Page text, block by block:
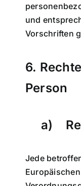
und
Vorschriften
6.
Person
a)
Jede